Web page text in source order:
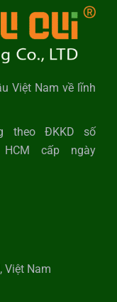
Việt Nam về lĩnh
theo ĐKKD số
cấp ngày
Việt Nam